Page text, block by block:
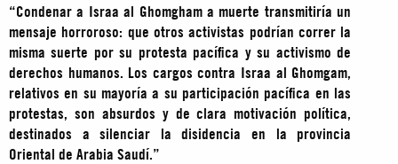
“Condenar a Israa al Ghomgham a muerte transmitiría un
mensaje horroroso: que otros activistas podrían correr la
misma suerte por su protesta pacífica y su activismo de
derechos humanos. Los cargos contra Israa al Ghomgam,
relativos en su mayoría a su participación pacífica en las
protestas, son absurdos y de clara motivación política,
destinados a silenciar la disidencia en la provincia
Oriental de Arabia Saudí.”